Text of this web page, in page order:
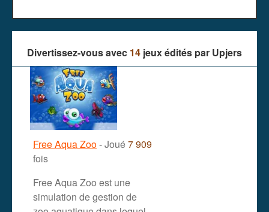
Divertissez-vous avec 14 jeux édités par Upjers
Free Aqua Zoo- Joué7 909
fois
Free Aqua Zoo est une
simulation de gestion de